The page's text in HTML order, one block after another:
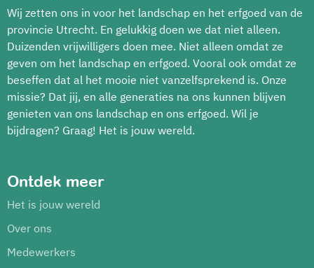
Wij zetten ons in voor het landschap en het erfgoed van de
provincie Utrecht. En gelukkig doen we dat niet alleen.
Duizenden vrijwilligers doen mee. Niet alleen omdat ze
geven om het landschap en erfgoed. Vooral ook omdat ze
beseffen dat al het mooie niet vanzelfsprekend is. Onze
missie? Dat jij, en alle generaties na ons kunnen blijven
genieten van ons landschap en ons erfgoed. Wil je
bijdragen? Graag! Het is jouw wereld.
Ontdek meer
Het is jouw wereld
Over ons
Medewerkers